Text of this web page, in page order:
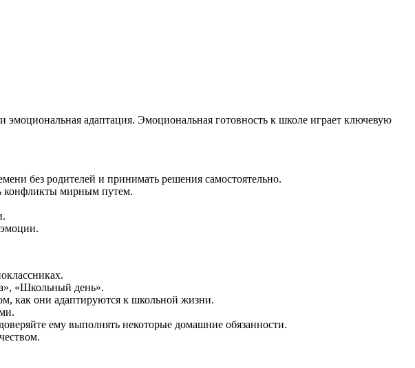
эмоциональная адаптация. Эмоциональная готовность к школе играет ключевую
без родителей и принимать решения самостоятельно.
конфликты мирным путем.
«Школьный день».
как они адаптируются к школьной жизни.
ему выполнять некоторые домашние обязанности.